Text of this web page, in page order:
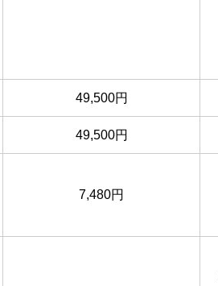
49,500円
49,500円
7,480円